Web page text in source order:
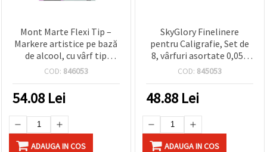
Mont Marte Flexi Tip –
Markere artistice pe bază
de alcool, cu vârf tip
pensulă flexibil, tonuri de
COD: 846053
54.08 Lei
ADAUGA IN COS
SkyGlory Finelinere
pentru Caligrafie, Set de
8, vârfuri asortate 0,05–
0,8 mm
COD: 845053
48.88 Lei
ADAUGA IN COS